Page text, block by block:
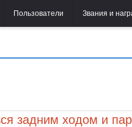
Пользователи Звания и
задним ходом и